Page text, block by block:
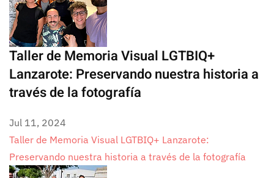
Taller de Memoria Visual LGTBIQ+
Lanzarote: Preservando nuestra historia a
través de la fotografía
Jul 11, 2024
Taller de Memoria Visual LGTBIQ+ Lanzarote:
Preservando nuestra historia a través de la fotografía